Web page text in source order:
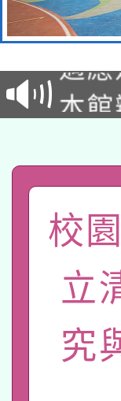
本
招)
本
礎課
A3
「
pilot
有
薪
轉
業
用
115
校
立
究